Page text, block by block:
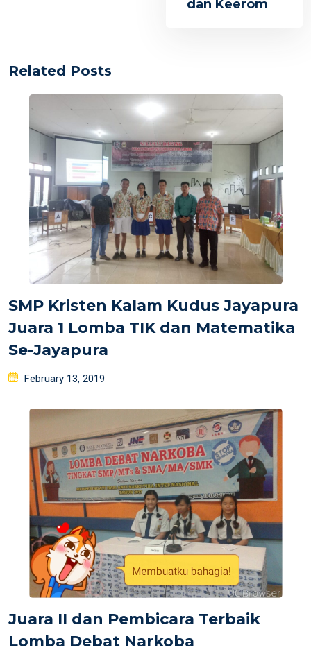
dan Keerom
Related Posts
SMP Kristen Kalam Kudus Jayapura
Juara 1 Lomba TIK dan Matematika
Se-Jayapura
Posted
February 13, 2019
Juara II dan Pembicara Terbaik
Lomba Debat Narkoba